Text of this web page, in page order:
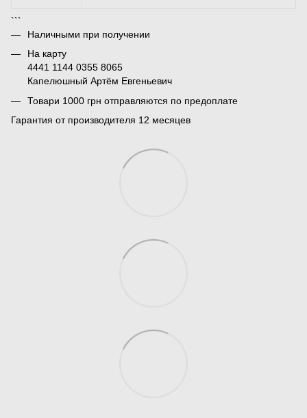
```
Наличными при получении
На карту
4441 1144 0355 8065
Капелюшный Артём Евгеньевич
Товари 1000 грн отправляются по предоплате
Гарантия от производителя 12 месяцев